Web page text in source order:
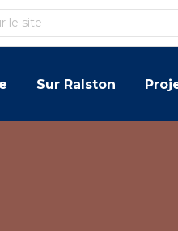
Sur Ralston